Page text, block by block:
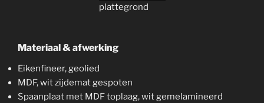
plattegrond
Materiaal & afwerking
Eikenfineer, geolied
MDF, wit zijdemat gespoten
Spaanplaat met MDF toplaag, wit gemelamineerd